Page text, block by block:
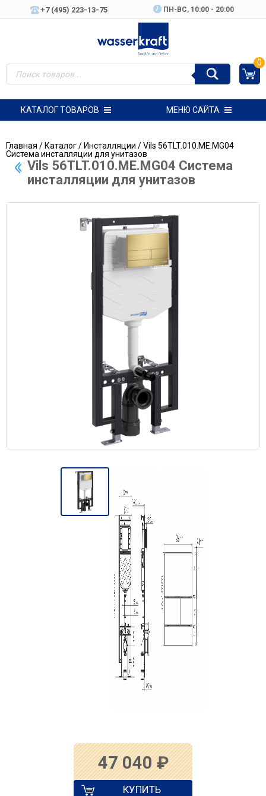
+7 (495) 223-13-75 ПН-ВC, 10:00 - 20:00
0
КАТАЛОГ ТОВАРОВ МЕНЮ САЙТА
Главная /Каталог/Инсталляции / Vils 56TLT.010.ME.MG04
Система инсталляции для унитазов
Vils 56TLT.010.ME.MG04 Система
инсталляции для унитазов
47 040 ₽
КУПИТЬ